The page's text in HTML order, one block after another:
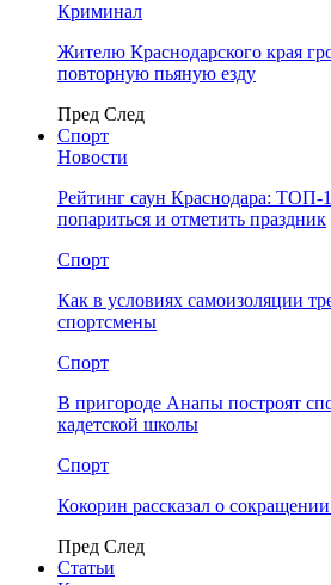
Криминал
Жителю Краснодарского края
повторную пьяную езду
Пред След
Спорт
Новости
Рейтинг саун Краснодара: ТОП-
попариться и отметить праздник
Спорт
Как в условиях самоизоляции
спортсмены
Спорт
В пригороде Анапы построят
кадетской школы
Спорт
Кокорин рассказал о
Пред След
Статьи